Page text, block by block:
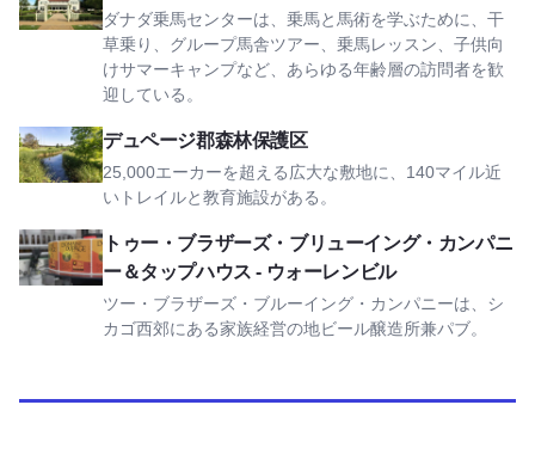
ダナダ乗馬センターは、乗馬と馬術を学ぶために、干
草乗り、グループ馬舎ツアー、乗馬レッスン、子供向
けサマーキャンプなど、あらゆる年齢層の訪問者を歓
迎している。
デュページ郡森林保護区
25,000エーカーを超える広大な敷地に、140マイル近
いトレイルと教育施設がある。
デュページ郡森林保護区を見る
トゥー・ブラザーズ・ブリューイング・カンパニ
ー＆タップハウス - ウォーレンビル
ツー・ブラザーズ・ブルーイング・カンパニーは、シ
カゴ西郊にある家族経営の地ビール醸造所兼パブ。
Two Brothers Brewing Company & Tap House - Warrenville